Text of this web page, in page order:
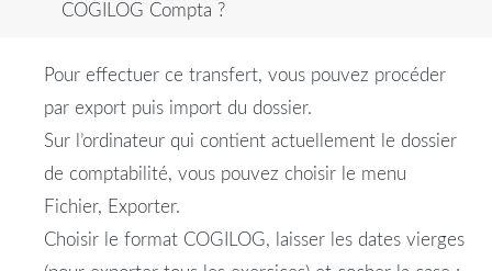
COGILOG Compta ?
Pour effectuer ce transfert, vous pouvez procéder
par export puis import du dossier.
Sur l’ordinateur qui contient actuellement le dossier
de comptabilité, vous pouvez choisir le menu
Fichier, Exporter.
Choisir le format COGILOG, laisser les dates vierges